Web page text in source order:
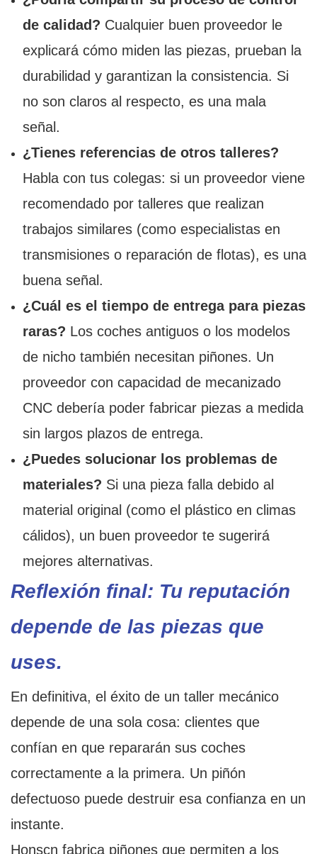
de calidad? Cualquier buen proveedor le
explicará cómo miden las piezas, prueban la
durabilidad y garantizan la consistencia. Si
no son claros al respecto, es una mala
señal.
¿Tienes referencias de otros talleres?
Habla con tus colegas: si un proveedor viene
recomendado por talleres que realizan
trabajos similares (como especialistas en
transmisiones o reparación de flotas), es una
buena señal.
¿Cuál es el tiempo de entrega para piezas
raras? Los coches antiguos o los modelos
de nicho también necesitan piñones. Un
proveedor con capacidad de mecanizado
CNC debería poder fabricar piezas a medida
sin largos plazos de entrega.
¿Puedes solucionar los problemas de
materiales? Si una pieza falla debido al
material original (como el plástico en climas
cálidos), un buen proveedor te sugerirá
mejores alternativas.
Reflexión final: Tu reputación
depende de las piezas que
uses.
En definitiva, el éxito de un taller mecánico
depende de una sola cosa: clientes que
confían en que repararán sus coches
correctamente a la primera. Un piñón
defectuoso puede destruir esa confianza en un
instante.
Honscn fabrica piñones que permiten a los